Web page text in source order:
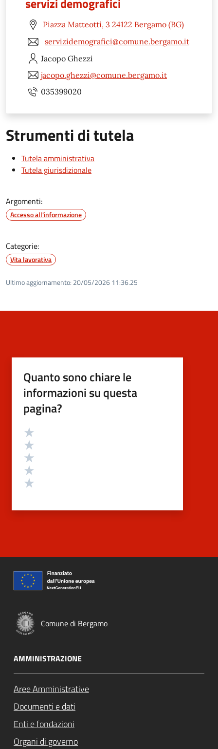
Piazza Matteotti, 3 24122 Bergamo (BG)
servizidemografici@comune.bergamo.it
Jacopo Ghezzi
jacopo.ghezzi@comune.bergamo.it
035399020
Strumenti di tutela
Tutela amministrativa
Tutela giurisdizionale
Argomenti:
Accesso all'informazione
Categorie:
Vita lavorativa
Ultimo aggiornamento: 20/05/2026 11:36.25
Quanto sono chiare le
informazioni su questa
pagina?
Valutazione
Comune di Bergamo
AMMINISTRAZIONE
Aree Amministrative
Documenti e dati
Enti e fondazioni
Organi di governo